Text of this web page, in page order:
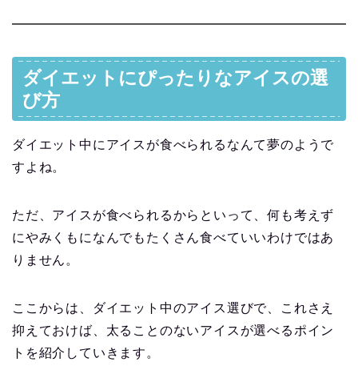
ダイエットにぴったりなアイスの選
び方
ダイエット中にアイスが食べられるなんて夢のようで
すよね。
ただ、アイスが食べられるからといって、何も考えず
にやみくもになんでもたくさん食べていいわけではあ
りません。
ここからは、ダイエット中のアイス選びで、これさえ
抑えておけば、太ることのないアイスが選べるポイン
トを紹介していきます。